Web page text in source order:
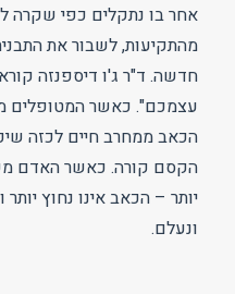
אחר בו נתקלים כפי שקרה
מהתקיעות, לשבור את
חדשה. ד"ר ג'ו דיספנזה
עצמכם". כאשר המטופלים
הכאב ממחרב חיים לכזה
הקסם קורה. כאשר האדם
יותר – הכאב אינו נחוץ
ונעלם.